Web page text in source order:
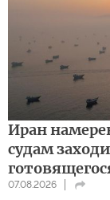
Иран
судам
07.08.2026